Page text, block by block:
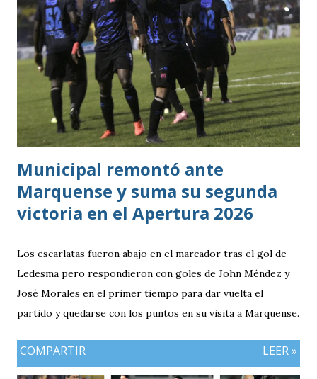
Municipal remontó ante
Marquense y suma su segunda
victoria en el Apertura 2026
Los escarlatas fueron abajo en el marcador tras el gol de
Ledesma pero respondieron con goles de John Méndez y
José Morales en el primer tiempo para dar vuelta el
partido y quedarse con los puntos en su visita a Marquense.
COMPARTIR LEER »